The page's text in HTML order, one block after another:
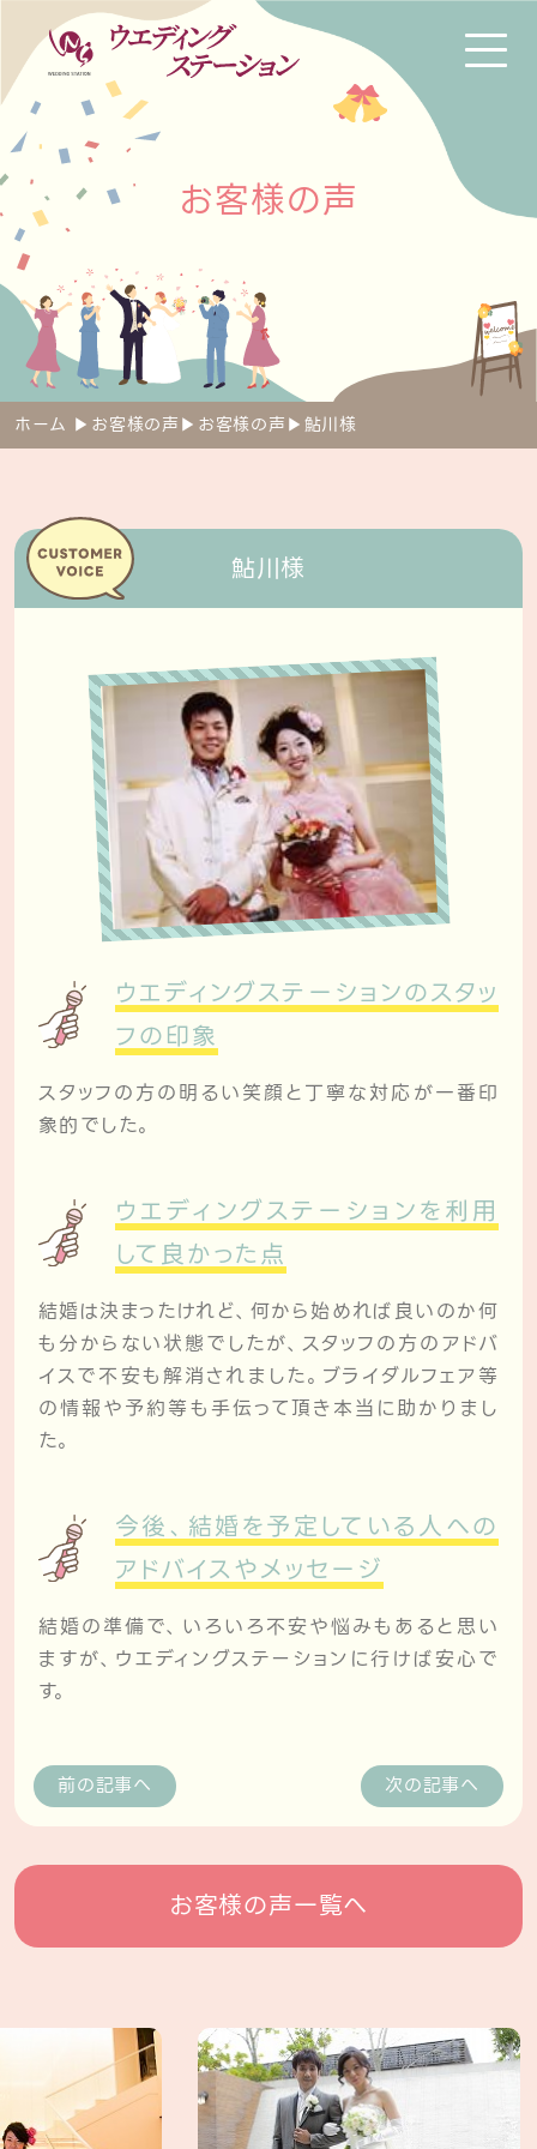
お客様の声
ホーム ▶︎ お客様の声▶︎ お客様の声▶︎鮎川様
鮎川様
ウエディングステーションのスタッ
フの印象
スタッフの方の明るい笑顔と丁寧な対応が一番印
象的でした。
ウエディングステーションを利用
して良かった点
結婚は決まったけれど、何から始めれば良いのか何
も分からない状態でしたが、スタッフの方のアドバ
イスで不安も解消されました。ブライダルフェア等
の情報や予約等も手伝って頂き本当に助かりまし
た。
今後、結婚を予定している人への
アドバイスやメッセージ
結婚の準備で、いろいろ不安や悩みもあると思い
ますが、ウエディングステーションに行けば安心で
す。
前の記事へ 次の記事へ
お客様の声一覧へ